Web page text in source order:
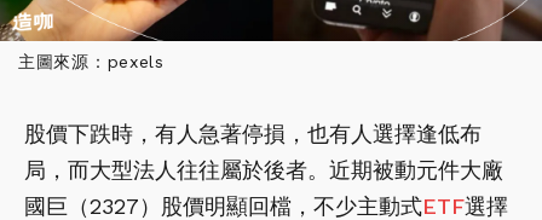
主圖來源：pexels
股價下跌時，有人急著停損，也有人選擇逢低布
局，而大型法人往往屬於後者。近期被動元件大廠
國巨（2327）股價明顯回檔，不少主動式ETF選擇